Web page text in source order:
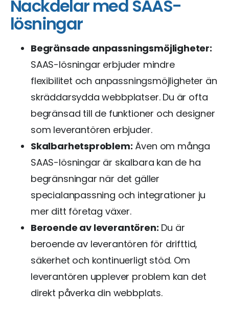
Nackdelar med SAAS-
lösningar
Begränsade anpassningsmöjligheter:
SAAS-lösningar erbjuder mindre
flexibilitet och anpassningsmöjligheter än
skräddarsydda webbplatser. Du är ofta
begränsad till de funktioner och designer
som leverantören erbjuder.
Skalbarhetsproblem: Även om många
SAAS-lösningar är skalbara kan de ha
begränsningar när det gäller
specialanpassning och integrationer ju
mer ditt företag växer.
Beroende av leverantören: Du är
beroende av leverantören för drifttid,
säkerhet och kontinuerligt stöd. Om
leverantören upplever problem kan det
direkt påverka din webbplats.